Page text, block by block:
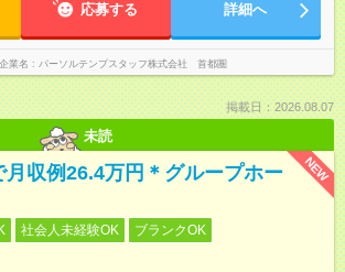
応募する 詳細へ
業名 パーソルテンプスタッフ株式会社 首都圏
掲載日：2026.08.07
未読
NEW
収例26.4万円＊グループホー
社会人未経験OK
ブランクOK